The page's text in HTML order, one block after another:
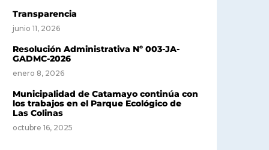
Transparencia
junio 11, 2026
Resolución Administrativa Nº 003-JA-
GADMC-2026
enero 8, 2026
Municipalidad de Catamayo continúa con
los trabajos en el Parque Ecológico de
Las Colinas
octubre 16, 2025